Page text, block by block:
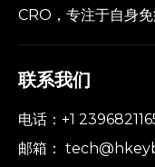
CRO，专注于自身免
联系我们
电话：+1
邮箱：